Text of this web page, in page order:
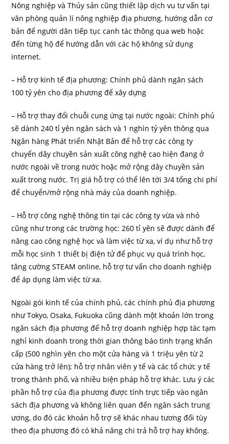
Nông nghiệp và Thủy sản cũng thiết lập dịch vu tư vấn tại
văn phòng quản lí nông nghiệp địa phương, hướng dẫn cơ
bản để người dân tiếp tục canh tác thông qua web hoặc
đến từng hộ để hướng dẫn với các hộ không sử dụng
internet.
– Hỗ trợ kinh tế địa phương: Chính phủ dành ngân sách
100 tỷ yên cho địa phương để xây dựng
– Hỗ trợ thay đổi chuỗi cung ứng tại nước ngoài: Chính phủ
sẽ dành 240 tỉ yên ngân sách và 1 nghìn tỷ yên thông qua
Ngân hàng Phát triển Nhật Bản để hỗ trợ các công ty
chuyển dây chuyền sản xuất công nghệ cao hiện đang ở
nước ngoài về trong nước hoặc mở rộng dây chuyền sản
xuất trong nước. Trị giá hỗ trợ có thể lên tới 3/4 tổng chi phí
để chuyển/mở rộng nhà máy của doanh nghiệp.
– Hỗ trợ công nghệ thông tin tại các công ty vừa và nhỏ
cũng như trong các trường học: 260 tỉ yên sẽ được dành để
nâng cao công nghệ học và làm việc từ xa, ví dụ như hỗ trợ
mỗi học sinh 1 thiết bị điện tử để phục vụ quá trình học,
tăng cường STEAM online, hỗ trợ tư vấn cho doanh nghiệp
để áp dụng làm việc từ xa.
Ngoài gói kinh tế của chính phủ, các chính phủ địa phương
như Tokyo, Osaka, Fukuoka cũng dành một khoản lớn trong
ngân sách địa phương để hỗ trợ doanh nghiệp hợp tác tạm
nghỉ kinh doanh trong thời gian thông báo tình trạng khẩn
cấp (500 nghìn yên cho một cửa hàng và 1 triệu yên từ 2
cửa hàng trở lên); hỗ trợ nhân viên y tế và các tổ chức y tế
trong thành phố, và nhiều biện pháp hỗ trợ khác. Lưu ‎ý các
phần hỗ trợ của địa phương được tính trực tiếp vào ngân
sách địa phương và không liên quan đến ngân sách trung
ương, do đó các khoản hỗ trợ sẽ khác nhau tương đối tùy
theo địa phương đó có khả năng chi trả hỗ trợ hay không.